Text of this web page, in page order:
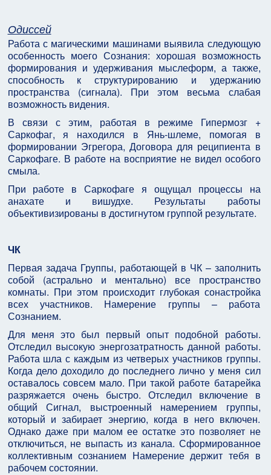
Одиссей
Работа с магическими машинами выявила следующую
особенность моего Сознания: хорошая возможность
формирования и удерживания мыслеформ, а также,
способность к структурированию и удержанию
пространства (сигнала). При этом весьма слабая
возможность видения.
В связи с этим, работая в режиме Гипермозг +
Саркофаг, я находился в Янь-шлеме, помогая в
формировании Эгрегора, Договора для реципиента в
Саркофаге. В работе на восприятие не видел особого
смыла.
При работе в Саркофаге я ощущал процессы на
анахате и вишудхе. Результаты работы
объективизированы в достигнутом группой результате.
ЧК
Первая задача Группы, работающей в ЧК – заполнить
собой (астрально и ментально) все пространство
комнаты. При этом происходит глубокая сонастройка
всех участников. Намерение группы – работа
Сознанием.
Для меня это был первый опыт подобной работы.
Отследил высокую энергозатратность данной работы.
Работа шла с каждым из четверых участников группы.
Когда дело доходило до последнего лично у меня сил
оставалось совсем мало. При такой работе батарейка
разряжается очень быстро. Отследил включение в
общий Сигнал, выстроенный намерением группы,
который и забирает энергию, когда в него включен.
Однако даже при малом ее остатке это позволяет не
отключиться, не выпасть из канала. Сформированное
коллективным сознанием Намерение держит тебя в
рабочем состоянии.